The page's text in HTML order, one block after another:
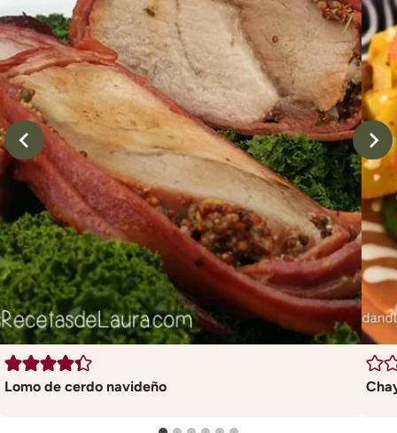
Lomo de cerdo navideño